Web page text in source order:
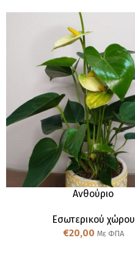
Ανθούριο
Εσωτερικού χώρου
€20,00 Με ΦΠΑ